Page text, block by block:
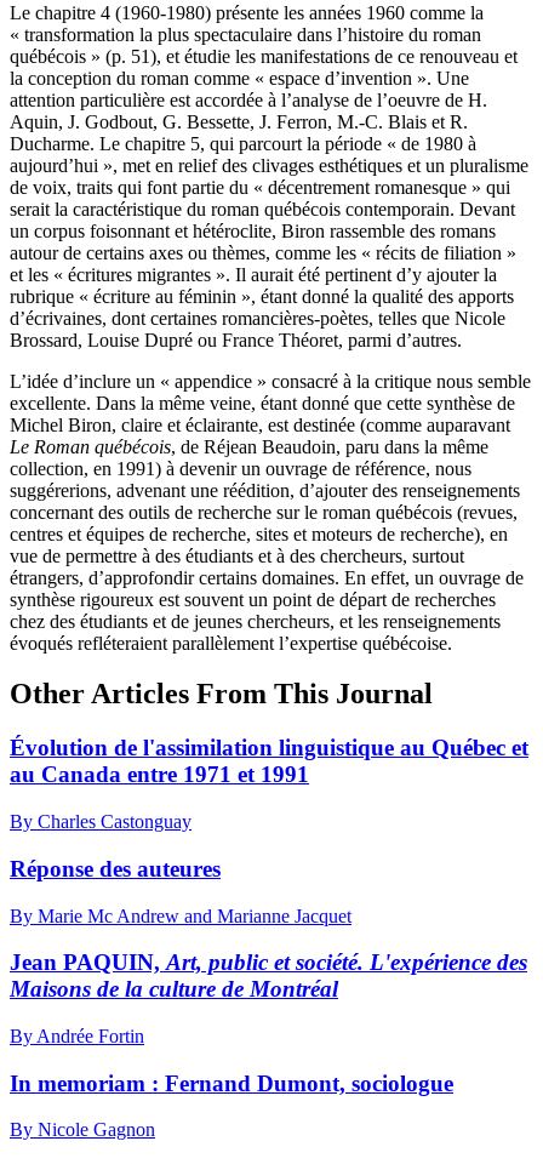
Le chapitre 4 (1960-1980) présente les années 1960 comme la
« transformation la plus spectaculaire dans l’histoire du roman
québécois » (p. 51), et étudie les manifestations de ce renouveau et
la conception du roman comme « espace d’invention ». Une
attention particulière est accordée à l’analyse de l’oeuvre de H.
Aquin, J. Godbout, G. Bessette, J. Ferron, M.-C. Blais et R.
Ducharme. Le chapitre 5, qui parcourt la période « de 1980 à
aujourd’hui », met en relief des clivages esthétiques et un pluralisme
de voix, traits qui font partie du « décentrement romanesque » qui
serait la caractéristique du roman québécois contemporain. Devant
un corpus foisonnant et hétéroclite, Biron rassemble des romans
autour de certains axes ou thèmes, comme les « récits de filiation »
et les « écritures migrantes ». Il aurait été pertinent d’y ajouter la
rubrique « écriture au féminin », étant donné la qualité des apports
d’écrivaines, dont certaines romancières-poètes, telles que Nicole
Brossard, Louise Dupré ou France Théoret, parmi d’autres.
L’idée d’inclure un « appendice » consacré à la critique nous semble
excellente. Dans la même veine, étant donné que cette synthèse de
Michel Biron, claire et éclairante, est destinée (comme auparavant
Le Roman québécois, de Réjean Beaudoin, paru dans la même
collection, en 1991) à devenir un ouvrage de référence, nous
suggérerions, advenant une réédition, d’ajouter des renseignements
concernant des outils de recherche sur le roman québécois (revues,
centres et équipes de recherche, sites et moteurs de recherche), en
vue de permettre à des étudiants et à des chercheurs, surtout
étrangers, d’approfondir certains domaines. En effet, un ouvrage de
synthèse rigoureux est souvent un point de départ de recherches
chez des étudiants et de jeunes chercheurs, et les renseignements
évoqués refléteraient parallèlement l’expertise québécoise.
Other Articles From This Journal
Évolution de l'assimilation linguistique au Québec et
au Canada entre 1971 et 1991
By Charles Castonguay
Réponse des auteures
By Marie Mc Andrew and Marianne Jacquet
Jean PAQUIN,Art, public et société. L'expérience des
Maisons de la culture de Montréal
By Andrée Fortin
In memoriam : Fernand Dumont, sociologue
By Nicole Gagnon